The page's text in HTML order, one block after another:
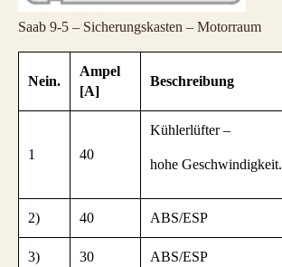
Saab 9-5 – Sicherungskasten – Motorraum
Nein.
Ampel
[A]
Beschreibung
1 40
Kühlerlüfter –
hohe Geschwindigkeit.
2) 40 ABS/ESP
3) 30 ABS/ESP